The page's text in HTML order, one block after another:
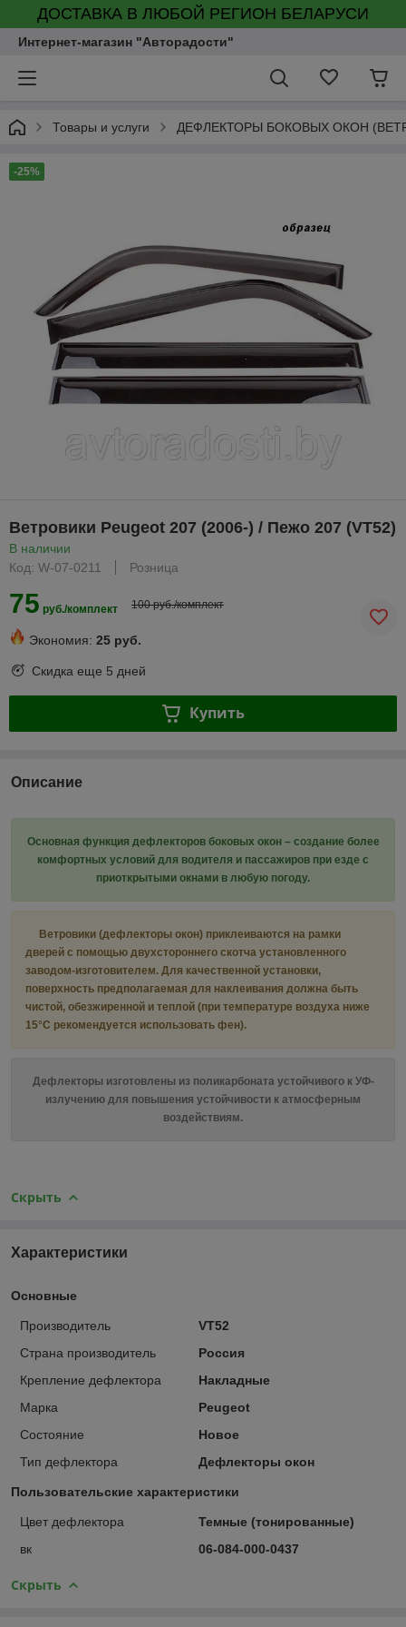
ДОСТАВКА В ЛЮБОЙ РЕГИОН БЕЛАРУСИ
Интернет-магазин "Авторадости"
Товары и услуги ДЕФЛЕКТОРЫ БОКОВЫХ ОКОН
-25%
Ветровики Peugeot 207 (2006-) / Пежо 207 (VT52)
В наличии
Код: W-07-0211
Розница
75 руб./комплект 100 руб./комплект
Экономия: 25 руб.
Скидка еще 5 дней
Купить
Описание
Основная функция дефлекторов боковых окон – создание более
комфортных условий для водителя и пассажиров при езде с
приоткрытыми окнами в любую погоду.
Ветровики (дефлекторы окон) приклеиваются на рамки
дверей с помощью двухстороннего скотча установленного
заводом-изготовителем. Для качественной установки,
поверхность предполагаемая для наклеивания должна быть
чистой, обезжиренной и теплой (при температуре воздуха ниже
15°C рекомендуется использовать фен).
Дефлекторы изготовлены из поликарбоната устойчивого к УФ-
излучению для повышения устойчивости к атмосферным
воздействиям.
Скрыть
Характеристики
Основные
Производитель
VT52
Страна производитель
Россия
Крепление дефлектора
Накладные
Марка
Peugeot
Состояние
Новое
Тип дефлектора
Дефлекторы окон
Пользовательские характеристики
Цвет дефлектора
Темные (тонированные)
вк
06-084-000-0437
Скрыть